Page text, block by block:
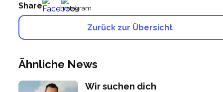
Share
Zurück zur Übersicht
Ähnliche News
Wir suchen dich